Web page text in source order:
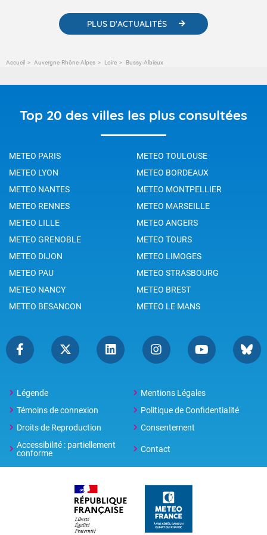
PLUS D'ACTUALITÉS
Accueil Auvergne-Rhône-Alpes Loire Bussy-Albieux
Top 20 des villes les plus consultées
METEO PARIS
METEO TOULOUSE
METEO LYON
METEO BORDEAUX
METEO NANTES
METEO MONTPELLIER
METEO RENNES
METEO MARSEILLE
METEO LILLE
METEO ANGERS
METEO GRENOBLE
METEO TOURS
METEO DIJON
METEO LIMOGES
METEO PAU
METEO STRASBOURG
METEO NANCY
METEO BREST
METEO BESANCON
METEO LE MANS
Légende
Mentions Légales
Témoins de connexion
Politique de Confidentialité
Droits de Reproduction
Consentement
Accessibilité : partiellement
conforme
Contact